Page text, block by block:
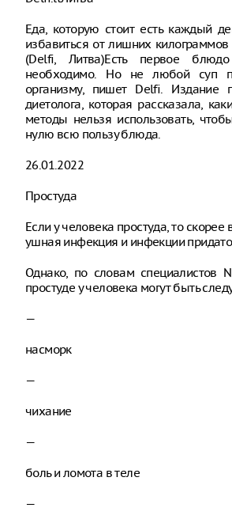
Еда, которую стоит есть каждый
избавиться от лишних килограммов
(Delfi, Литва)Есть первое
необходимо. Но не любой суп
организму, пишет Delfi. Издание
диетолога, которая рассказала,
методы нельзя использовать,
нулю всю пользу блюда.
26.01.2022
Простуда
Если у человека простуда, то скорее
ушная инфекция и инфекции
Однако, по словам специалистов
простуде у человека могут быть
—
насморк
—
чихание
—
боль и ломота в теле
—